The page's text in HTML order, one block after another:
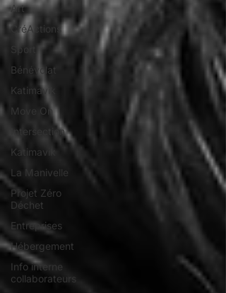
Art
CréActions
Sport
Bénévolat
Katimavik
Move On
Intersection
Katimavik
La Manivelle
Projet Zéro
Déchet
Entreprises
Hébergement
Info interne
collaborateurs